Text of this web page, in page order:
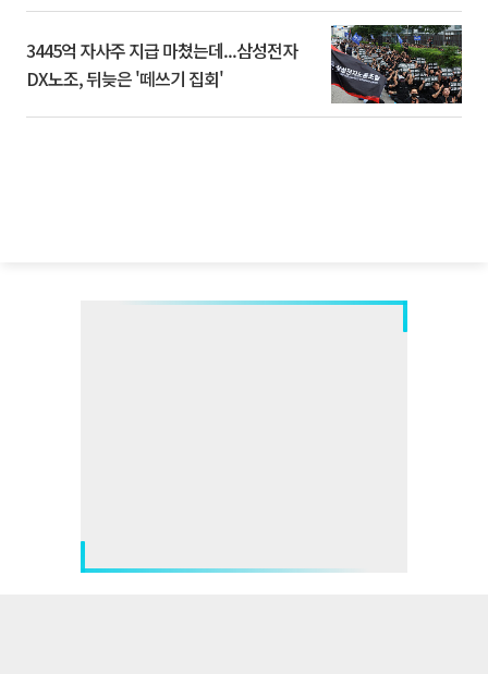
3445억 자사주 지급 마쳤는데...삼성전자
DX노조, 뒤늦은 '떼쓰기 집회'